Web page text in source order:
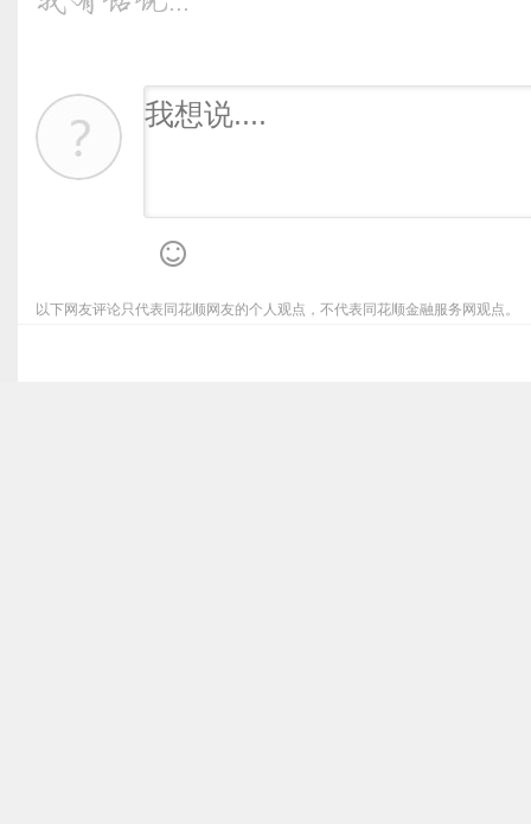
以下网友评论只代表同花顺网友的个人观点，不代表同花顺金融服务网观点。